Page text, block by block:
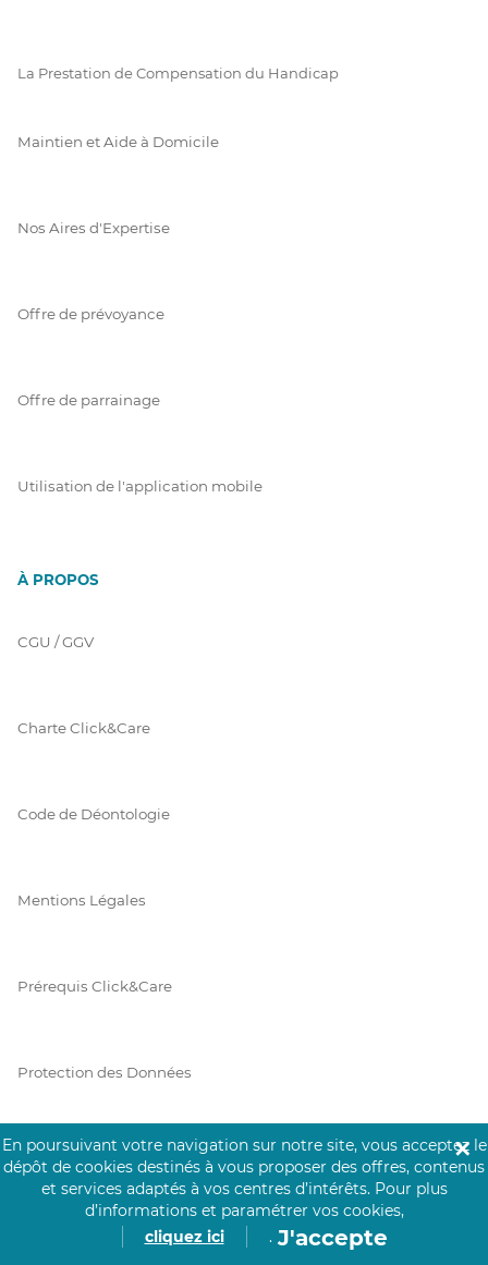
La Prestation de Compensation du Handicap
Maintien et Aide à Domicile
Nos Aires d'Expertise
Offre de prévoyance
Offre de parrainage
Utilisation de l'application mobile
À PROPOS
CGU / GGV
Charte Click&Care
Code de Déontologie
Mentions Légales
Prérequis Click&Care
Protection des Données
Vie Privée
En poursuivant votre navigation sur notre site, vous acceptez le
dépôt de cookies destinés à vous proposer des offres, contenus
et services adaptés à vos centres d’intérêts. Pour plus
d’informations et paramétrer vos cookies,
cliquez ici
. J'accepte
✕